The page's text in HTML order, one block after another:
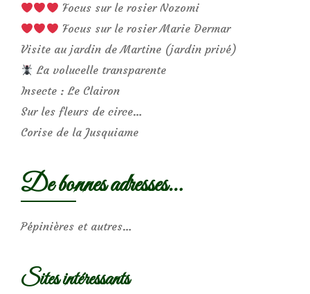
Focus sur le rosier Nozomi
Focus sur le rosier Marie Dermar
Visite au jardin de Martine (jardin privé)
La volucelle transparente
Insecte : Le Clairon
Sur les fleurs de circe…
Corise de la Jusquiame
De bonnes adresses…
Pépinières et autres…
Sites intéressants